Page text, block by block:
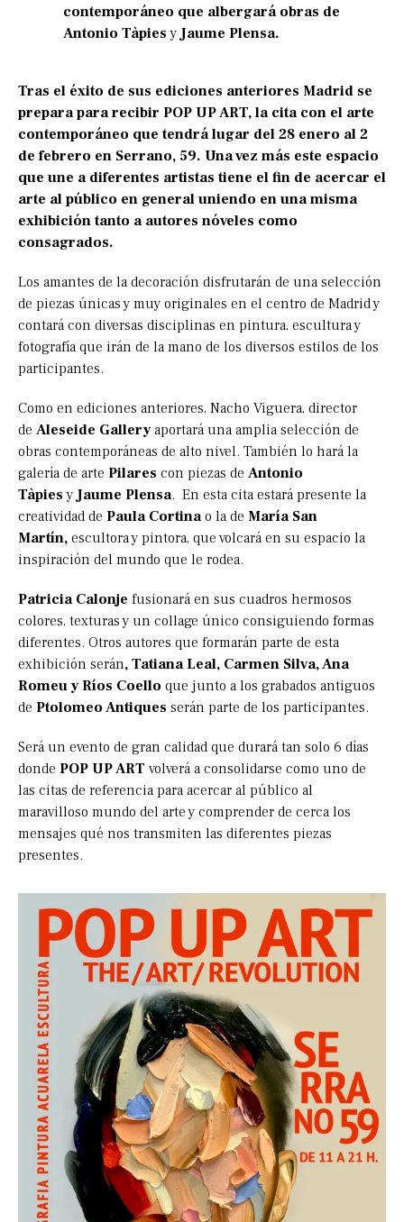
contemporáneo que albergará obras de
Antonio Tàpies y Jaume Plensa.
Tras el éxito de sus ediciones anteriores Madrid se
prepara para recibir POP UP ART, la cita con el arte
contemporáneo que tendrá lugar del 28 enero al 2
de febrero en Serrano, 59. Una vez más este espacio
que une a diferentes artistas tiene el fin de acercar el
arte al público en general uniendo en una misma
exhibición tanto a autores nóveles como
consagrados.
Los amantes de la decoración disfrutarán de una selección
de piezas únicas y muy originales en el centro de Madrid y
contará con diversas disciplinas en pintura, escultura y
fotografía que irán de la mano de los diversos estilos de los
participantes.
Como en ediciones anteriores, Nacho Viguera, director
de Aleseide Galleryaportará una amplia selección de
obras contemporáneas de alto nivel. También lo hará la
galería de arte Pilares con piezas de Antonio
Tàpies y Jaume Plensa. En esta cita estará presente la
creatividad de Paula Cortinao la de María San
Martín, escultora y pintora, que volcará en su espacio la
inspiración del mundo que le rodea.
Patricia Calonje fusionará en sus cuadros hermosos
colores, texturas y un collage único consiguiendo formas
diferentes. Otros autores que formarán parte de esta
exhibición serán, Tatiana Leal, Carmen Silva, Ana
Romeu y Ríos Coello que junto a los grabados antiguos
de Ptolomeo Antiques serán parte de los participantes.
Será un evento de gran calidad que durará tan solo 6 días
donde POP UP ART volverá a consolidarse como uno de
las citas de referencia para acercar al público al
maravilloso mundo del arte y comprender de cerca los
mensajes qué nos transmiten las diferentes piezas
presentes.